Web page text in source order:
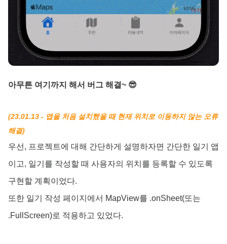
아무튼 여기까지 해서 버그 해결~ 😎
(23.01.13 - 앱을 처음 설치했을 때 현재 위치로 이동하지 않는 오류
해결)
우선, 프로젝트에 대해 간단하게 설명하자면 간단한 일기 앱
이고, 일기를 작성할 때 사용자의 위치를 등록할 수 있도록
구현할 계획이었다.
또한 일기 작성 페이지에서 MapView를 .onSheet(또는
.FullScreen)로 적용하고 있었다.